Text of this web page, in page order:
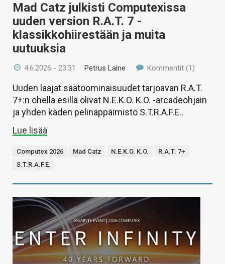
Mad Catz julkisti Computexissa
uuden version R.A.T. 7 -
klassikkohiirestään ja muita
uutuuksia
4.6.2026 - 23:31 /Petrus Laine Kommentit (1)
Uuden laajat säätöominaisuudet tarjoavan R.A.T.
7+:n ohella esillä olivat N.E.K.O. K.O. -arcadeohjain
ja yhden käden pelinäppäimistö S.T.R.A.F.E..
Lue lisää
Computex 2026 Mad Catz N.E.K.O. K.O.
R.A.T. 7+
S.T.R.A.F.E.